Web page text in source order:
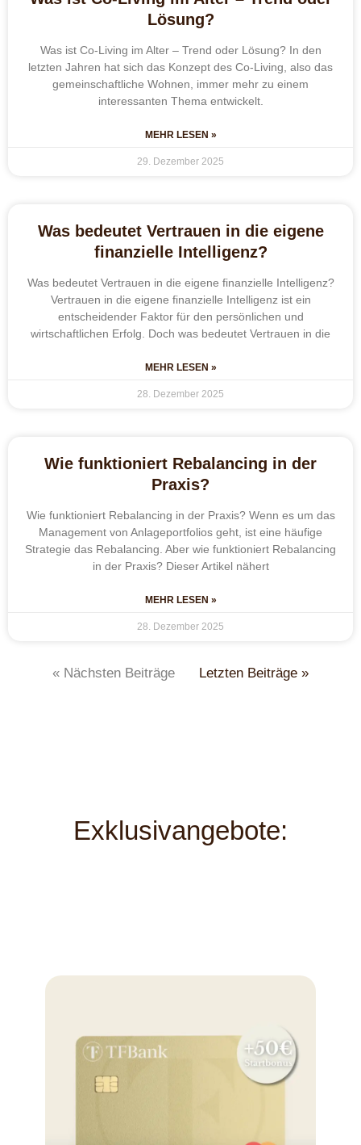
Lösung?
Was ist Co-Living im Alter – Trend oder Lösung? In den
letzten Jahren hat sich das Konzept des Co-Living, also das
gemeinschaftliche Wohnen, immer mehr zu einem
interessanten Thema entwickelt.
MEHR LESEN »
29. Dezember 2025
Was bedeutet Vertrauen in die eigene
finanzielle Intelligenz?
Was bedeutet Vertrauen in die eigene finanzielle Intelligenz?
Vertrauen in die eigene finanzielle Intelligenz ist ein
entscheidender Faktor für den persönlichen und
wirtschaftlichen Erfolg. Doch was bedeutet Vertrauen in die
MEHR LESEN »
28. Dezember 2025
Wie funktioniert Rebalancing in der
Praxis?
Wie funktioniert Rebalancing in der Praxis? Wenn es um das
Management von Anlageportfolios geht, ist eine häufige
Strategie das Rebalancing. Aber wie funktioniert Rebalancing
in der Praxis? Dieser Artikel nähert
MEHR LESEN »
28. Dezember 2025
« Nächsten Beiträge Letzten Beiträge »
Exklusivangebote: